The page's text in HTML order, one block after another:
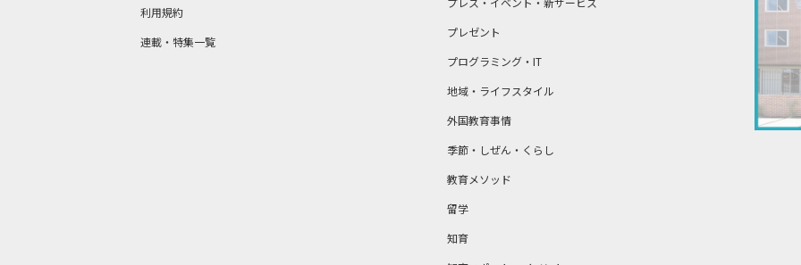
利用規約
連載・特集一覧
プレゼント
プログラミング・IT
地域・ライフスタイル
外国教育事情
季節・しぜん・くらし
教育メソッド
留学
知育